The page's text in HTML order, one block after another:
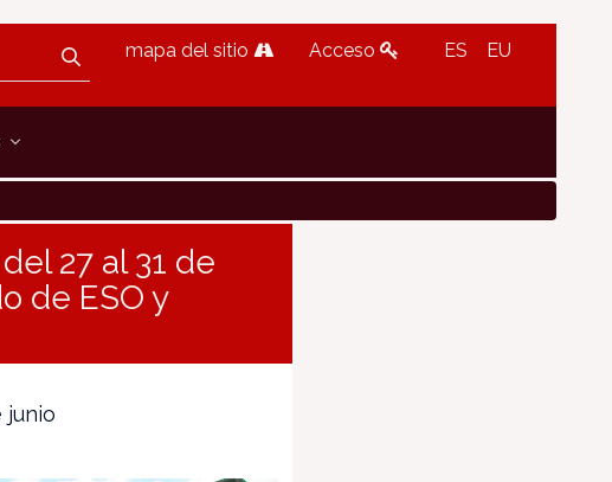
mapa del sitio Acceso ES EU
27 al 31 de
de ESO y
junio